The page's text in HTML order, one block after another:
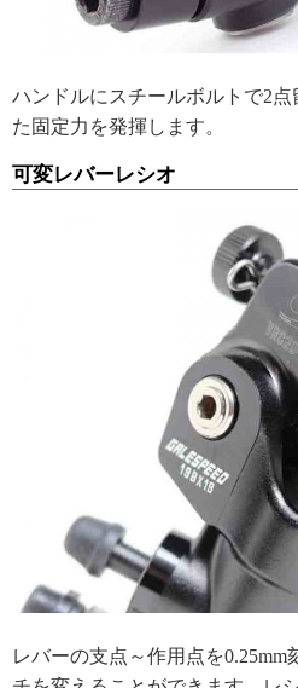
ハンドルにスチールボルトで2
た固定力を発揮します。
可変レバーレシオ
レバーの支点～作用点を